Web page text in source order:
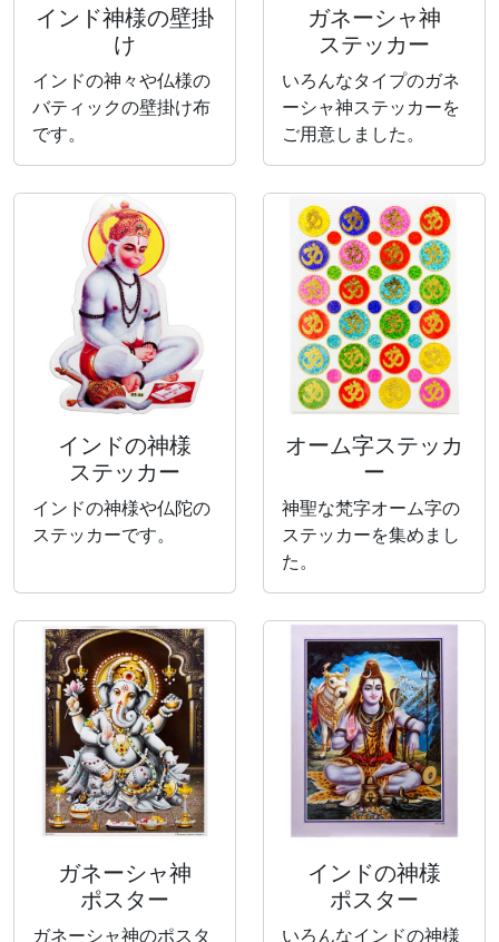
インド神様の壁掛
け
インドの神々や仏様の
バティックの壁掛け布
です。
ガネーシャ神
ステッカー
いろんなタイプのガネ
ーシャ神ステッカーを
ご用意しました。
インドの神様
ステッカー
インドの神様や仏陀の
ステッカーです。
オーム字ステッカ
ー
神聖な梵字オーム字の
ステッカーを集めまし
た。
ガネーシャ神
ポスター
ガネーシャ神のポスタ
インドの神様
ポスター
いろんなインドの神様